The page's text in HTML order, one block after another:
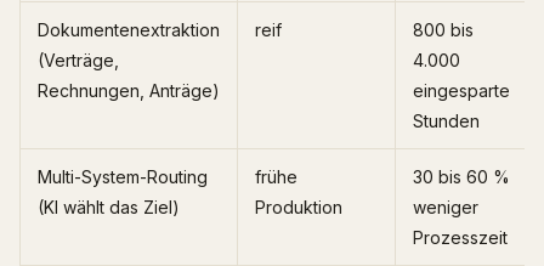
Dokumentenextraktion
(Verträge,
Rechnungen, Anträge)
reif
800 bis
4.000
eingesparte
Stunden
Multi-System-Routing
(KI wählt das Ziel)
frühe
Produktion
30 bis 60 %
weniger
Prozesszeit